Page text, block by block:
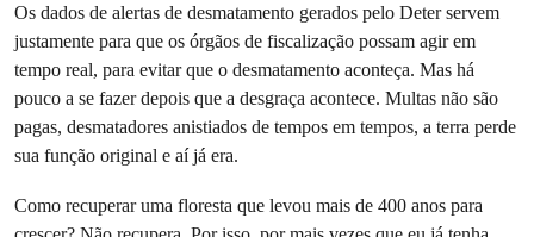
Os dados de alertas de desmatamento gerados pelo Deter servem
justamente para que os órgãos de fiscalização possam agir em
tempo real, para evitar que o desmatamento aconteça. Mas há
pouco a se fazer depois que a desgraça acontece. Multas não são
pagas, desmatadores anistiados de tempos em tempos, a terra perde
sua função original e aí já era.
Como recuperar uma floresta que levou mais de 400 anos para